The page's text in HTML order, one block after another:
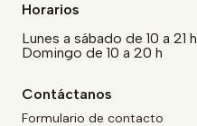
Horarios
Lunes a sábado de 10 a 21 h
Domingo de 10 a 20 h
Contáctanos
Formulario de contacto